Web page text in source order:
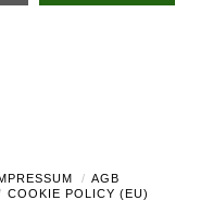
AGB
COOKIE POLICY (EU)